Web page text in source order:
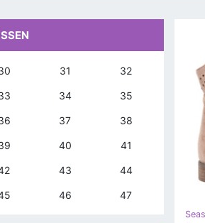
31 32
34 35
37 38
40 41
43 44
46 47